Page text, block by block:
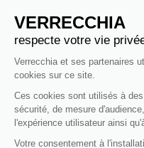
D'EXCEPTION EN
Groupe familial et
Verrecchia est l'expert
logements neufs en
matériau naturel, local,
techniques, écologiques et
le groupe Verrecchia
acteurs référents
La conception des
VERRECCHIA
respecte votre vie
Verrecchia et ses partenaires
cookies sur ce site.
Ces cookies sont utilisés à
sécurité, de mesure
l'expérience utilisateur ainsi
Votre consentement à